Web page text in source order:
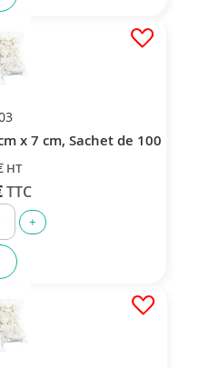
x 7 cm, Sachet de 100